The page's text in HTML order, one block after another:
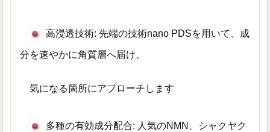
高浸透技術: 先端の技術nano PDSを用いて、成
分を速やかに角質層へ届け、
気になる箇所にアプローチします
多種の有効成分配合: 人気のNMN、シャクヤク